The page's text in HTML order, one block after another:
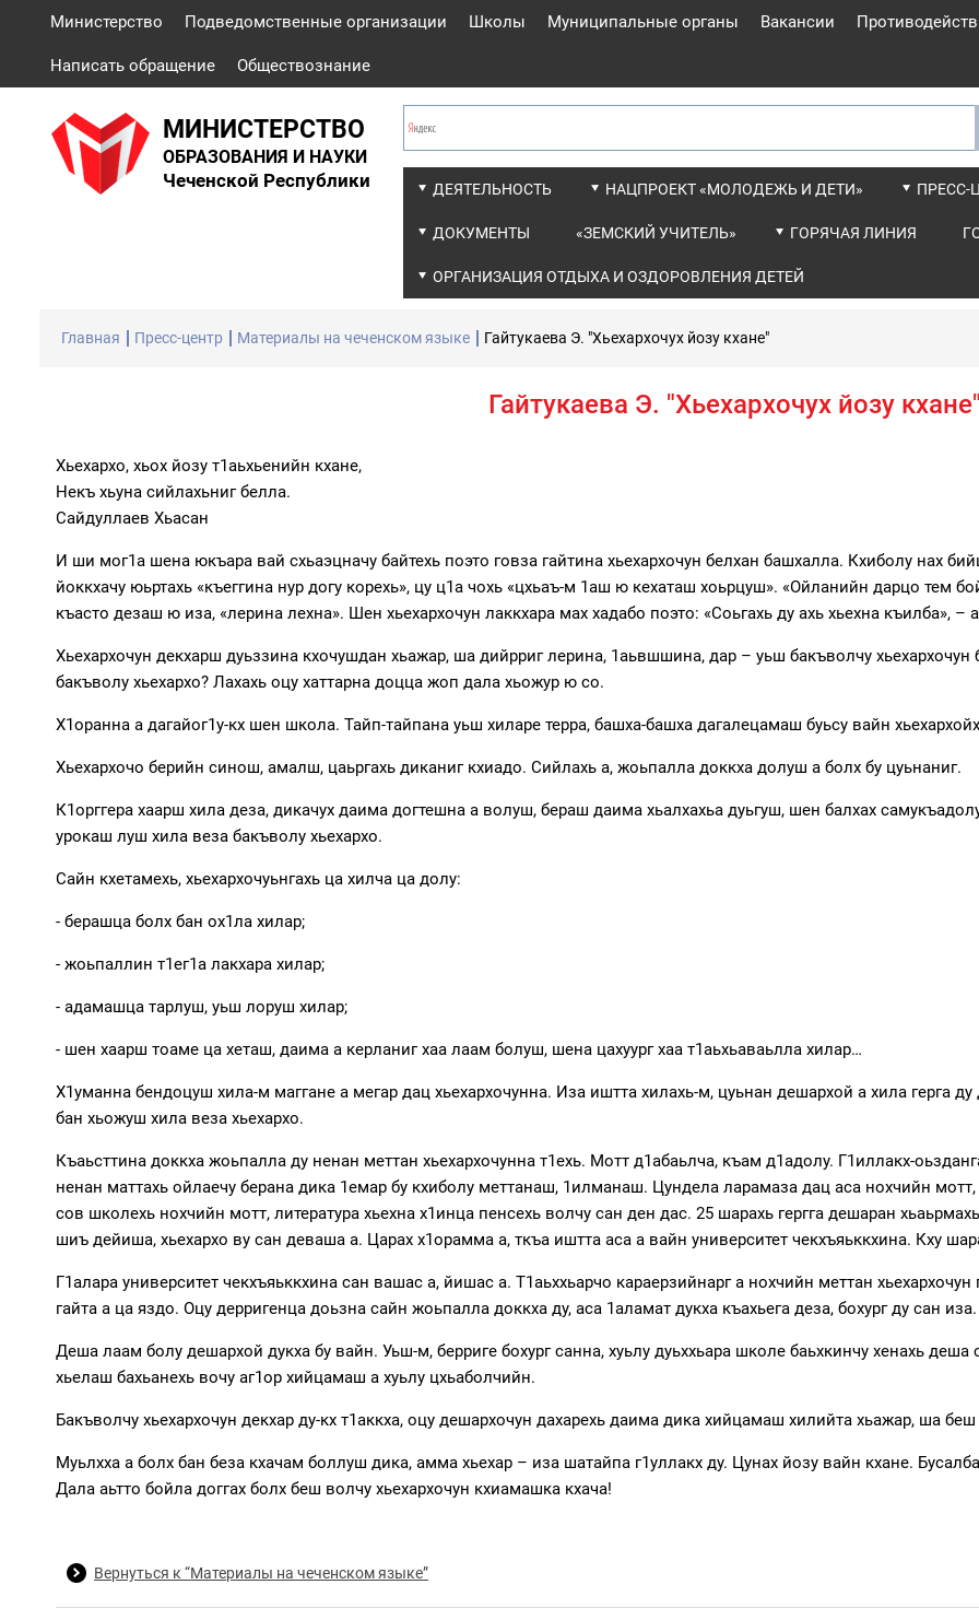
Министерство Подведомственные организации Школы Муниципальные органы Вакансии
Написать обращение Обществознание
МИНИСТЕРСТВО
ОБРАЗОВАНИЯ И НАУКИ
Чеченской Республики ДЕЯТЕЛЬНОСТЬ НАЦПРОЕКТ «МОЛОДЕЖЬ И ДЕТИ» ПРЕСС-
ДОКУМЕНТЫ «ЗЕМСКИЙ УЧИТЕЛЬ» ГОРЯЧАЯ ЛИНИЯ
ОРГАНИЗАЦИЯ ОТДЫХА И ОЗДОРОВЛЕНИЯ ДЕТЕЙ
Главная Пресс-центр Материалы на чеченском языке Гайтукаева Э. "Хьехархочух йозу кхане"
Гайтукаева Э. "Хьехархочух йозу
Хьехархо, хьох йозу т1аьхьенийн кхане,
Некъ хьуна сийлахьниг белла.
Сайдуллаев Хьасан
И ши мог1а шена юкъара вай схьаэцначу байтехь поэто говза гайтина хьехархочун белхан башхалла. Кхиболу нах
йоккхачу юьртахь «къеггина нур догу корехь», цу ц1а чохь «цхьаъ-м 1аш ю кехаташ хоьрцуш». «Ойланийн дарцо тем
къасто дезаш ю иза, «лерина лехна». Шен хьехархочун лаккхара мах хадабо поэто: «Соьгахь ду ахь хьехна къилба», –
Хьехархочун декхарш дуьззина кхочушдан хьажар, ша дийрриг лерина, 1аьвшшина, дар – уьш бакъволчу
бакъволу хьехархо? Лахахь оцу хаттарна доцца жоп дала хьожур ю со.
Х1оранна а дагайог1у-кх шен школа. Тайп-тайпана уьш хиларе терра, башха-башха дагалецамаш буьсу вайн
Хьехархочо берийн синош, амалш, цаьргахь диканиг кхиадо. Сийлахь а, жоьпалла доккха долуш а болх бу цуьнаниг.
К1орггера хаарш хила деза, дикачух даима догтешна а волуш, бераш даима хьалхахьа дуьгуш, шен балхах
урокаш луш хила веза бакъволу хьехархо.
Сайн кхетамехь, хьехархочуьнгахь ца хилча ца долу:
- берашца болх бан ох1ла хилар;
- жоьпаллин т1ег1а лакхара хилар;
- адамашца тарлуш, уьш лоруш хилар;
- шен хаарш тоаме ца хеташ, даима а керланиг хаа лаам болуш, шена цахуург хаа т1аьхьаваьлла хилар…
Х1уманна бендоцуш хила-м маггане а мегар дац хьехархочунна. Иза иштта хилахь-м, цуьнан дешархой а хила герга
бан хьожуш хила веза хьехархо.
Къаьсттина доккха жоьпалла ду ненан меттан хьехархочунна т1ехь. Мотт д1абаьлча, къам д1адолу. Г1иллакх-
ненан маттахь ойлаечу берана дика 1емар бу кхиболу меттанаш, 1илманаш. Цундела ларамаза дац аса нохчийн мотт,
сов школехь нохчийн мотт, литература хьехна х1инца пенсехь волчу сан ден дас. 25 шарахь гергга дешаран
шиъ дейиша, хьехархо ву сан деваша а. Царах х1орамма а, ткъа иштта аса а вайн университет чекхъяьккхина. Кху
Г1алара университет чекхъяьккхина сан вашас а, йишас а. Т1аьххьарчо караерзийнарг а нохчийн меттан
гайта а ца яздо. Оцу дерригенца доьзна сайн жоьпалла доккха ду, аса 1аламат дукха къахьега деза, бохург ду сан иза.
Деша лаам болу дешархой дукха бу вайн. Уьш-м, берриге бохург санна, хуьлу дуьххьара школе баьхкинчу хенахь
хьелаш бахьанехь вочу аг1ор хийцамаш а хуьлу цхьаболчийн.
Бакъволчу хьехархочун декхар ду-кх т1аккха, оцу дешархочун дахарехь даима дика хийцамаш хилийта хьажар, ша
Муьлхха а болх бан беза кхачам боллуш дика, амма хьехар – иза шатайпа г1уллакх ду. Цунах йозу вайн кхане.
Дала аьтто бойла доггах болх беш волчу хьехархочун кхиамашка кхача!
Вернуться к “Материалы на чеченском языке”